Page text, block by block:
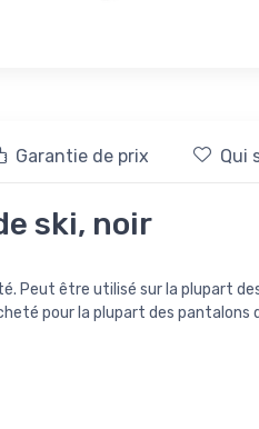
Garantie de prix Qui
ski, noir
Peut être utilisé sur la plupart
pour la plupart des pantalons